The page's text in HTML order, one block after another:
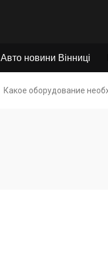
Авто новини Вінниці
Какое оборудование